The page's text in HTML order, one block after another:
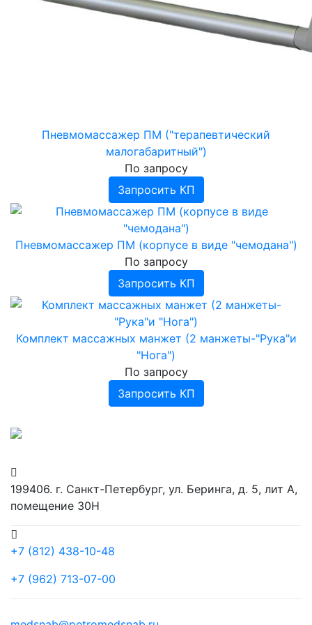
Пневмомассажер ПМ ("терапевтический
малогабаритный")
По запросу
Запросить КП
Пневмомассажер ПМ (корпусе в виде "чемодана")
По запросу
Запросить КП
Комплект массажных манжет (2 манжеты-"Рука"и
"Нога")
По запросу
Запросить КП
199406. г. Санкт-Петербург, ул. Беринга, д. 5, лит А,
помещение 30Н
+7 (812) 438-10-48
+7 (962) 713-07-00